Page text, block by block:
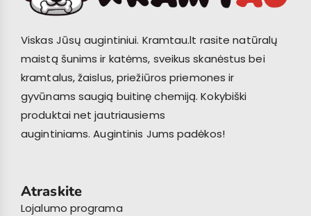
Viskas Jūsų augintiniui. Kramtau.lt rasite natūralų
maistą šunims ir katėms, sveikus skanėstus bei
kramtalus, žaislus, priežiūros priemones ir
gyvūnams saugią buitinę chemiją. Kokybiški
produktai net jautriausiems
augintiniams. Augintinis Jums padėkos!
Atraskite
Lojalumo programa